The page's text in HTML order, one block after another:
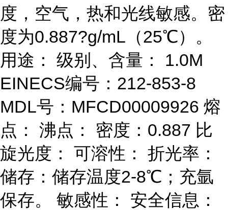
度，空气，热和光线敏感。密
度为0.887?g/mL（25℃）。
用途： 级别、含量： 1.0M
EINECS编号：212-853-8
MDL号：MFCD00009926 熔
点： 沸点： 密度：0.887 比
旋光度： 可溶性： 折光率：
储存：储存温度2-8℃；充氩
保存。 敏感性： 安全信息：